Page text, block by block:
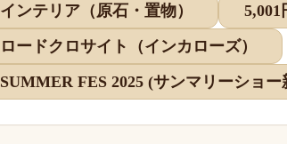
インテリア（原石・置物）
5,001
ロードクロサイト（インカローズ）
SUMMER FES 2025 (サンマリーショー